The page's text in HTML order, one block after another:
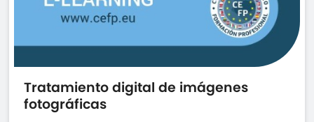
Tratamiento digital de imágenes
fotográficas